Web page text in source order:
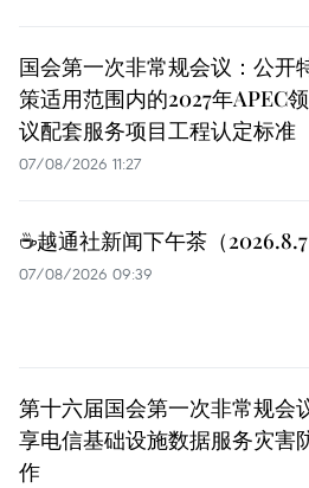
国会第一次非常规会议：公开
策适用范围内的2027年APEC
议配套服务项目工程认定标准
07/08/2026 11:27
☕️越通社新闻下午茶（2026.8.7
07/08/2026 09:39
第十六届国会第一次非常规会
享电信基础设施数据服务灾害
作